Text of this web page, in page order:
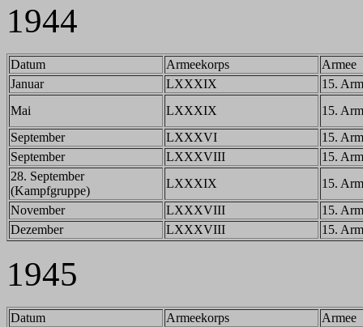
1944
Datum Armeekorps
Armee
Januar
LXXXIX
15.
Mai
LXXXIX
15.
September
LXXXVI
15.
September
LXXXVIII
15.
28. September
(Kampfgruppe)
LXXXIX
15.
November
LXXXVIII
15.
Dezember
LXXXVIII 15.
1945
Datum Armeekorps
Armee